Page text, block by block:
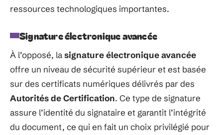
ressources technologiques importantes.
Signature électronique avancée
À l’opposé, lasignature électronique avancée
offre un niveau de sécurité supérieur et est basée
sur des certificats numériques délivrés par des
Autorités de Certification. Ce type de signature
assure l’identité du signataire et garantit l’intégrité
du document, ce qui en fait un choix privilégié pour